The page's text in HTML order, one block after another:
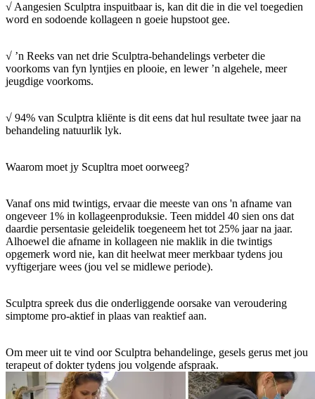
√ Aangesien Sculptra inspuitbaar is, kan dit die in die vel toegedien
word en sodoende kollageen n goeie hupstoot gee.
√ ’n Reeks van net drie Sculptra-behandelings verbeter die
voorkoms van fyn lyntjies en plooie, en lewer ’n algehele, meer
jeugdige voorkoms.
√ 94% van Sculptra kliënte is dit eens dat hul resultate twee jaar na
behandeling natuurlik lyk.
Waarom moet jy Scupltra moet oorweeg?
Vanaf ons mid twintigs, ervaar die meeste van ons 'n afname van
ongeveer 1% in kollageenproduksie. Teen middel 40 sien ons dat
daardie persentasie geleidelik toegeneem het tot 25% jaar na jaar.
Alhoewel die afname in kollageen nie maklik in die twintigs
opgemerk word nie, kan dit heelwat meer merkbaar tydens jou
vyftigerjare wees (jou vel se midlewe periode).
Sculptra spreek dus die onderliggende oorsake van veroudering
simptome pro-aktief in plaas van reaktief aan.
Om meer uit te vind oor Sculptra behandelinge, gesels gerus met jou
terapeut of dokter tydens jou volgende afspraak.